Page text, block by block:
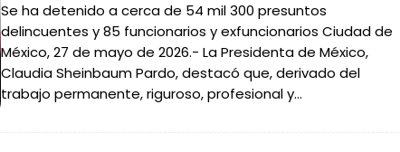
Se ha detenido a cerca de 54 mil 300 presuntos
delincuentes y 85 funcionarios y exfuncionarios Ciudad de
México, 27 de mayo de 2026.- La Presidenta de México,
Claudia Sheinbaum Pardo, destacó que, derivado del
trabajo permanente, riguroso, profesional y…